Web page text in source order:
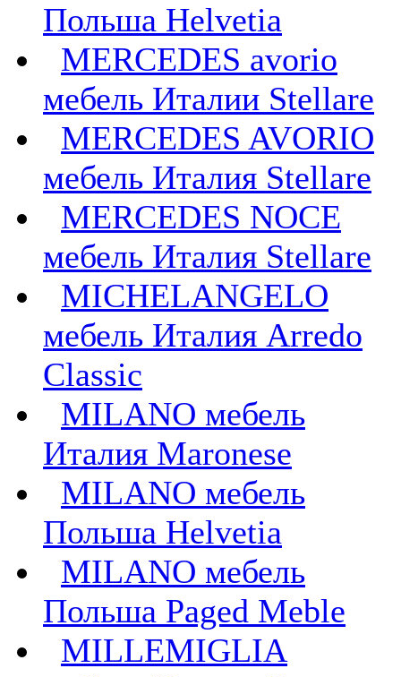
Польша Helvetia
MERCEDES avorio
мебель Италии Stellare
MERCEDES AVORIO
мебель Италия Stellare
MERCEDES NOCE
мебель Италия Stellare
MICHELANGELO
мебель Италия Arredo
Classic
MILANO мебель
Италия Maronese
MILANO мебель
Польша Helvetia
MILANO мебель
Польша Paged Meble
MILLEMIGLIA